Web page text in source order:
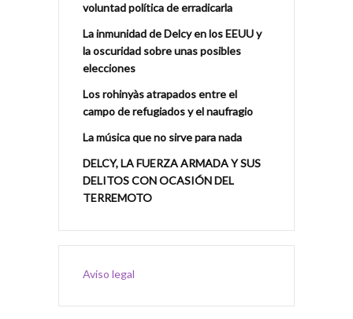
voluntad política de erradicarla
La inmunidad de Delcy en los EEUU y
la oscuridad sobre unas posibles
elecciones
Los rohinyàs atrapados entre el
campo de refugiados y el naufragio
La música que no sirve para nada
DELCY, LA FUERZA ARMADA Y SUS
DELITOS CON OCASIÓN DEL
TERREMOTO
Aviso legal